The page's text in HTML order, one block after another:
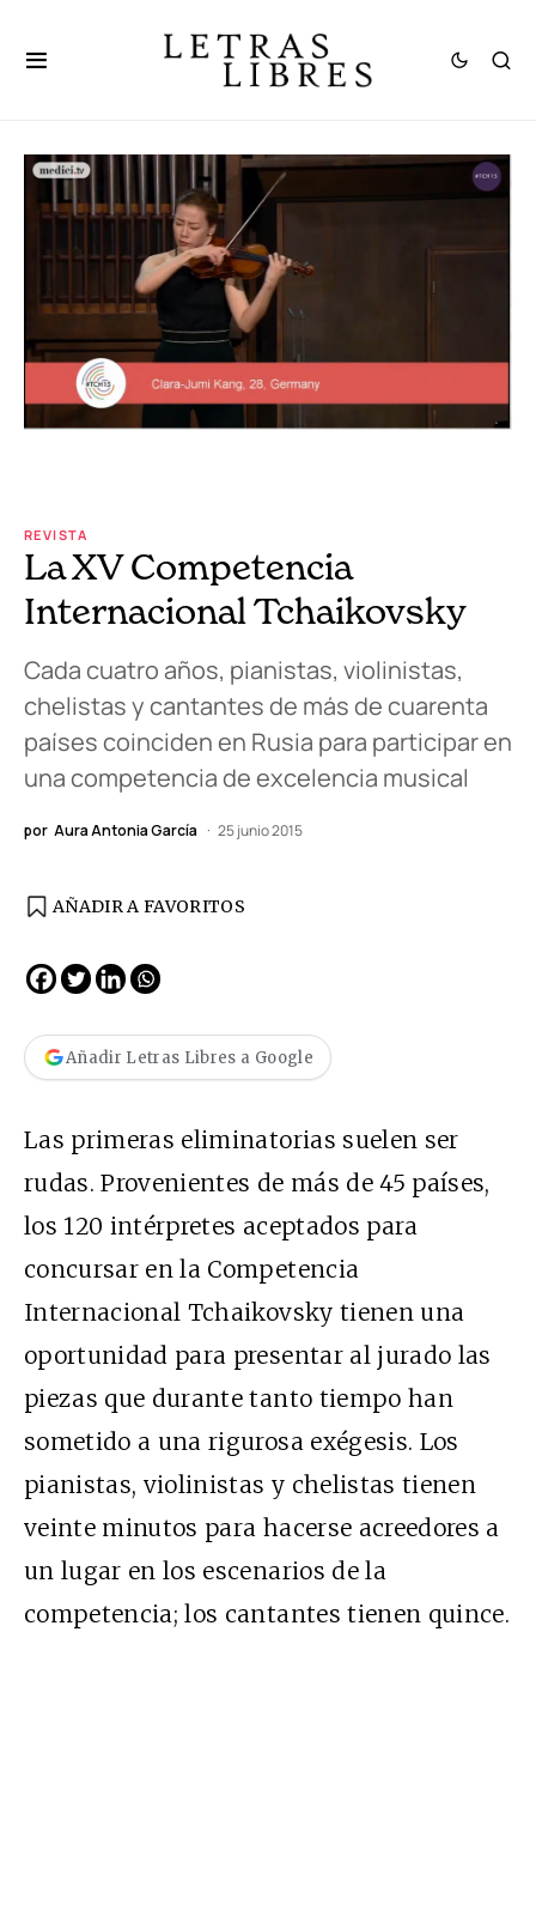
REVISTA
La XV Competencia
Internacional Tchaikovsky
Cada cuatro años, pianistas, violinistas,
chelistas y cantantes de más de cuarenta
países coinciden en Rusia para participar en
una competencia de excelencia musical
por Aura Antonia García 25 junio 2015
AÑADIR A FAVORITOS
Añadir Letras Libres a Google
Las primeras eliminatorias suelen ser
rudas. Provenientes de más de 45 países,
los 120 intérpretes aceptados para
concursar en la Competencia
Internacional Tchaikovsky tienen una
oportunidad para presentar al jurado las
piezas que durante tanto tiempo han
sometido a una rigurosa exégesis. Los
pianistas, violinistas y chelistas tienen
veinte minutos para hacerse acreedores a
un lugar en los escenarios de la
competencia; los cantantes tienen quince.